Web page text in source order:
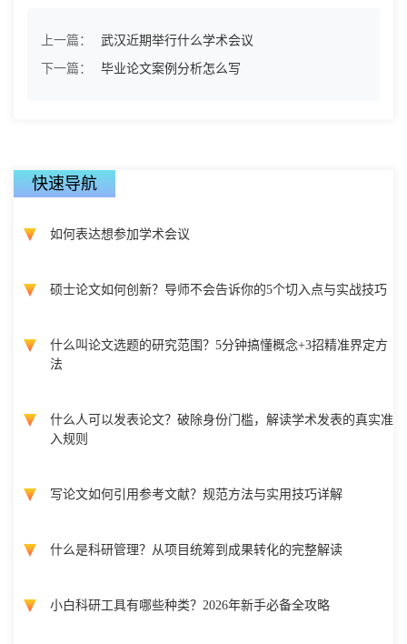
上一篇：
武汉近期举行什么学术会议
下一篇：
毕业论文案例分析怎么写
快速导航
如何表达想参加学术会议
硕士论文如何创新？导师不会告诉你的5个切入点与实战技巧
什么叫论文选题的研究范围？5分钟搞懂概念+3招精准界定方
法
什么人可以发表论文？破除身份门槛，解读学术发表的真实准
入规则
写论文如何引用参考文献？规范方法与实用技巧详解
什么是科研管理？从项目统筹到成果转化的完整解读
小白科研工具有哪些种类？2026年新手必备全攻略